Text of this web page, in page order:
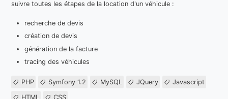
suivre toutes les étapes de la location d'un véhicule :
recherche de devis
création de devis
génération de la facture
tracing des véhicules
PHP Symfony 1.2 MySQL JQuery
Javascript
HTML
CSS